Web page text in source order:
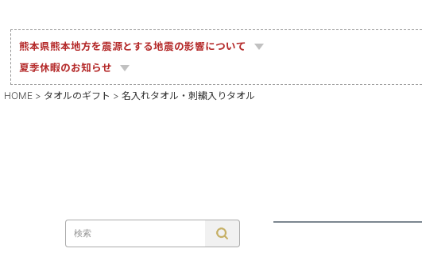
熊本県熊本地方を震源とする地震の影響について
夏季休暇のお知らせ
HOME タオルのギフト 名入れタオル・刺繍入りタオル